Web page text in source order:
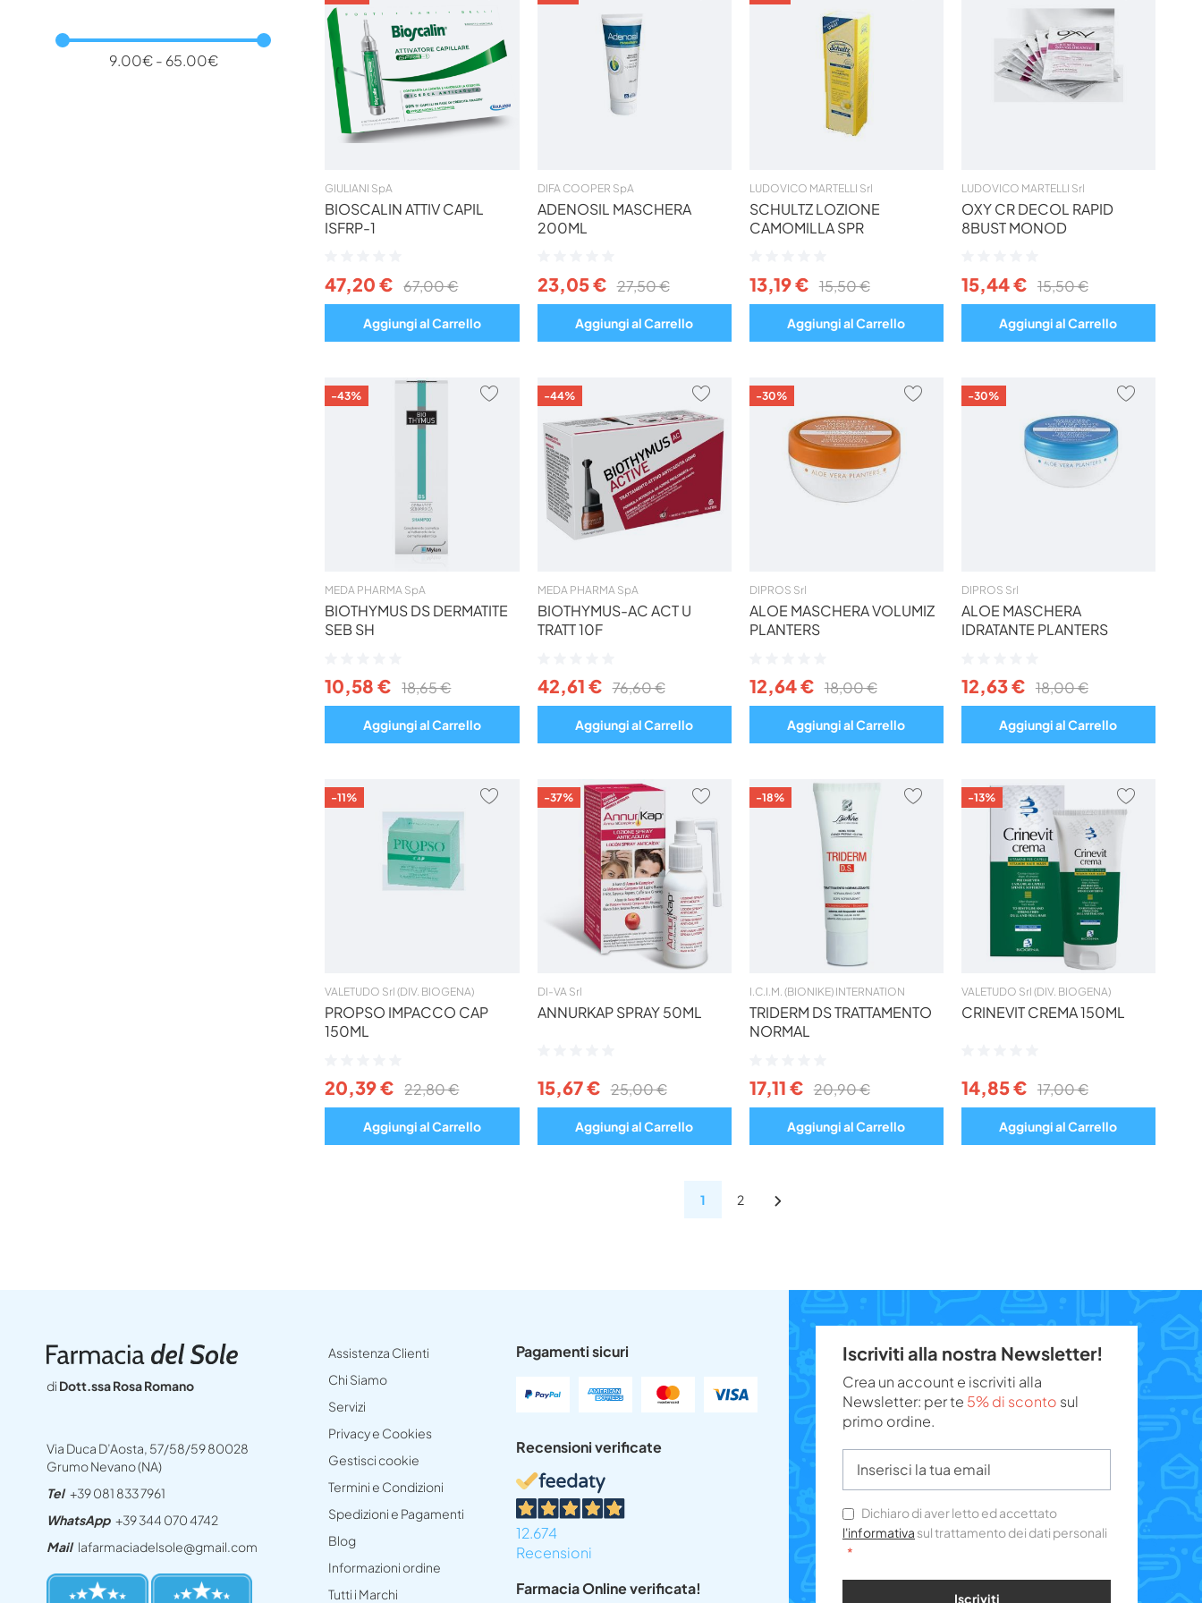
GIULIANI SpA
BIOSCALIN ATTIV CAPIL
ISFRP-1
47,20 € 67,00 €
Aggiungi al Carrello
PREFERITI
DIFA COOPER SpA
ADENOSIL MASCHERA
200ML
23,05 € 27,50 €
Aggiungi al Carrello
LUDOVICO MARTELLI Srl
SCHULTZ LOZIONE
CAMOMILLA SPR
13,19 € 15,50 €
Aggiungi al Carrello
LUDOVICO MARTELLI Srl
OXY CR DECOL RAPID
8BUST MONOD
15,44 € 15,50 €
Aggiungi al Carrello
-43%
MEDA PHARMA SpA
BIOTHYMUS DS DERMATITE
SEB SH
10,58 € 18,65 €
Aggiungi al Carrello
AGGIUNGI
PREFERITI
-44%
MEDA PHARMA SpA
BIOTHYMUS-AC ACT U
TRATT 10F
42,61 € 76,60 €
Aggiungi al Carrello
AGGIUNGI
AI
PREFERITI
-30%
DIPROS Srl
ALOE MASCHERA VOLUMIZ
PLANTERS
12,64 € 18,00 €
Aggiungi al Carrello
AGGIUNGI
-30%
DIPROS Srl
ALOE MASCHERA
IDRATANTE PLANTERS
12,63 € 18,00 €
Aggiungi al Carrello
-11%
VALETUDO Srl (DIV. BIOGENA)
PROPSO IMPACCO CAP
150ML
20,39 € 22,80 €
Aggiungi al Carrello
AGGIUNGI
-37%
DI-VA Srl
ANNURKAP SPRAY 50ML
15,67 € 25,00 €
Aggiungi al Carrello
AGGIUNGI
AI
-18%
I.C.I.M. (BIONIKE) INTERNATION
TRIDERM DS TRATTAMENTO
NORMAL
17,11 € 20,90 €
Aggiungi al Carrello
AGGIUNGI
-13%
VALETUDO Srl (DIV. BIOGENA)
CRINEVIT CREMA 150ML
14,85 € 17,00 €
Aggiungi al Carrello
1 2
9.00€ - 65.00€
di Dott.ssa Rosa Romano
Via Duca D’Aosta, 57/58/59 80028
Grumo Nevano (NA)
Tel +39 081 833 7961
WhatsApp +39 344 070 4742
Mail lafarmaciadelsole@gmail.com
Assistenza Clienti
Chi Siamo
Servizi
Privacy e Cookies
Gestisci cookie
Termini e Condizioni
Spedizioni e Pagamenti
Blog
Informazioni ordine
Tutti i Marchi
Pagamenti sicuri
Recensioni verificate
12.674
Recensioni
Farmacia Online verificata!
Iscriviti alla nostra Newsletter!
Crea un account e iscriviti alla
Newsletter: per te 5% di sconto sul
primo ordine.
Dichiaro di aver letto ed accettato
l'informativa sul trattamento dei dati personali
Iscriviti